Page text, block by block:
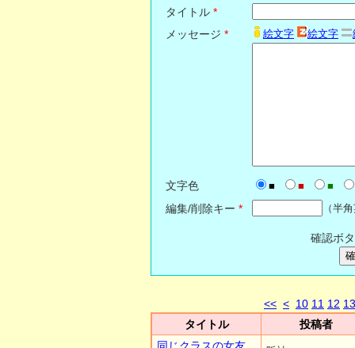
タイトル *
メッセージ * 絵文字 絵文字
文字色 ■ ■ ■
編集/削除キー * （半
確認ボ
<< < 10 11 12 13
タイトル
投稿者